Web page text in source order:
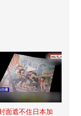
面遮不住日本加